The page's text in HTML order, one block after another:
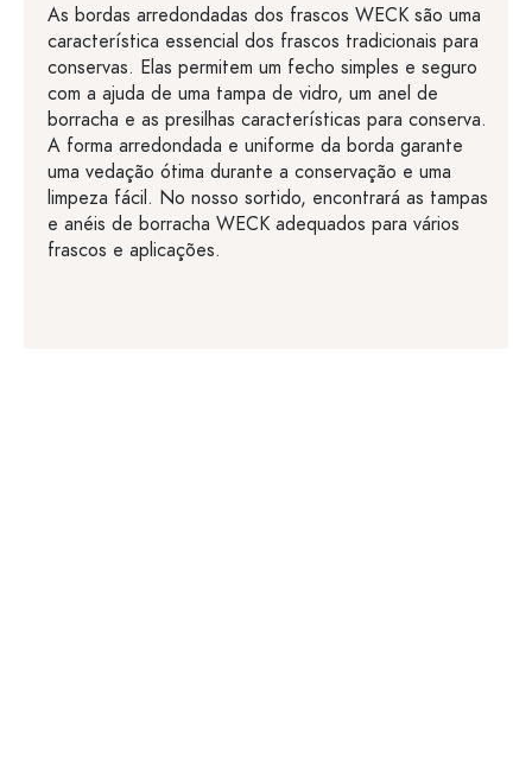
As bordas arredondadas dos frascos WECK são uma
característica essencial dos frascos tradicionais para
conservas. Elas permitem um fecho simples e seguro
com a ajuda de uma tampa de vidro, um anel de
borracha e as presilhas características para conserva.
A forma arredondada e uniforme da borda garante
uma vedação ótima durante a conservação e uma
limpeza fácil. No nosso sortido, encontrará as tampas
e anéis de borracha WECK adequados para vários
frascos e aplicações.